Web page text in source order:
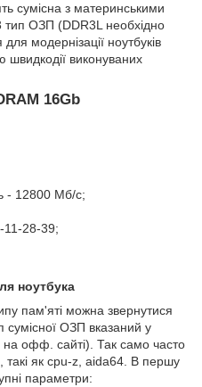
сумісна з материнськими
тип ОЗП (DDR3L необхідно
модернізації ноутбуків
виконуваних
16Gb
- 12800 Мб/с;
11-28-39;
ноутбука
пам'яті можна звернутися
сумісної ОЗП вказаний у
на офф. сайті). Так само часто
такі як cpu-z, aida64. В першу
параметри: